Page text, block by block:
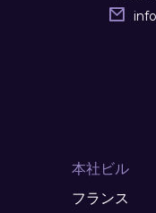
本社ビル
フランス